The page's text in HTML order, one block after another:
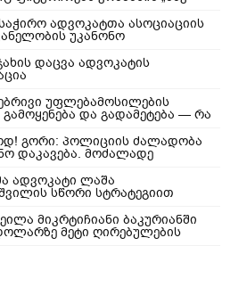
ადვოკატთა ასოციაციის
უკანონო
ძალადობების
?
დაცვა ადვოკატის
უფლებამოსილების
და გადამეტება — რა
და რა სასამართლო
ეკისრება პოლიციელებს
გორი: პოლიციის ძალადობა
დაკავება. მოძალადე
ყველანი დაუყოვნებლივ
უნდა იქნეს გაშვებული და
მიცემული! ​ყველამ უნდა
ხდება რეალურად! გორში,10-მა
სასტიკად სცემა მოქალაქე,
ადვოკატი ლაშა
სწორი სტრატეგიით
სამინისტროს დავები მოუგო
მიკრტიჩიანი ბაკურიანში
მეტი ღირებულების
დაკარგვისგან თიბისი